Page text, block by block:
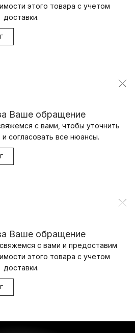
этого товара с учетом
доставки.
Ваше обращение
с вами, чтобы уточнить
согласовать все нюансы.
Ваше обращение
с вами и предоставим
этого товара с учетом
доставки.